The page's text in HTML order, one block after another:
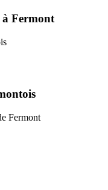
Fermont